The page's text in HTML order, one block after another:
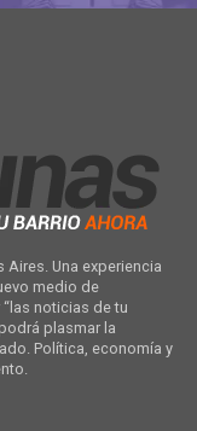
Una experiencia
medio de
noticias de tu
plasmar la
Política, economía y